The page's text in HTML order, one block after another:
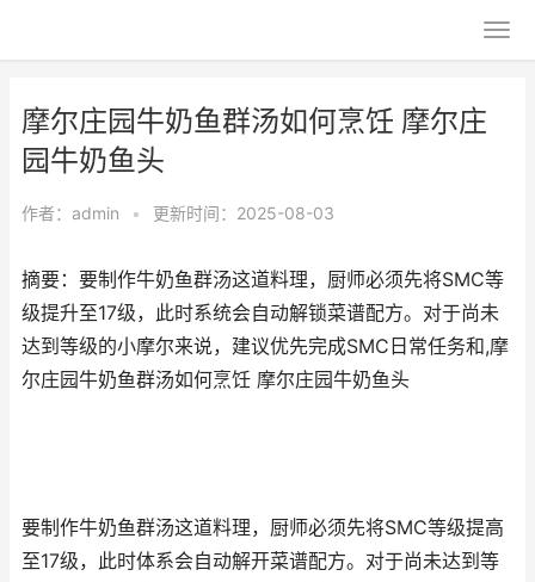
摩尔庄园牛奶鱼群汤如何烹饪 摩尔庄
园牛奶鱼头
作者： admin • 更新时间：2025-08-03
摘要：要制作牛奶鱼群汤这道料理，厨师必须先将SMC等
级提升至17级，此时系统会自动解锁菜谱配方。对于尚未
达到等级的小摩尔来说，建议优先完成SMC日常任务和,摩
尔庄园牛奶鱼群汤如何烹饪 摩尔庄园牛奶鱼头
要制作牛奶鱼群汤这道料理，厨师必须先将SMC等级提高
至17级，此时体系会自动解开菜谱配方。对于尚未达到等